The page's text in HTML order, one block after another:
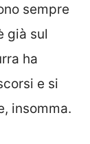
sempre
già sul
ha
e si
insomma.